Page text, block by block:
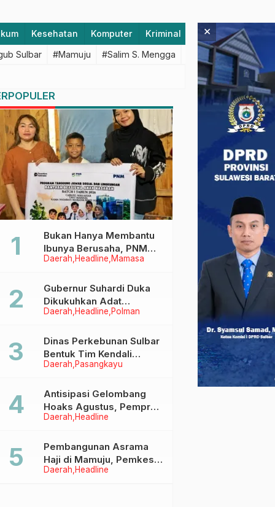
Kesehatan Komputer Kriminal Lifestyle
Sulbar #Mamuju #Salim S. Mengga #featured #Polda
Daerah Headline Mamasa
Bukan Hanya Membantu
Ibunya Berusaha, PNM
Juga Menjaga Mimpi
Menggapai Cita-Cita
Daerah Headline Polman
Gubernur Suhardi Duka
Dikukuhkan Adat
Balanipa, Raih Gelar Sulo
Daerah Pasangkayu
Dinas Perkebunan Sulbar
Bentuk Tim Kendali
Internal ICS untuk Dukung
di Pasangkayu
Daerah Headline
Antisipasi Gelombang
Hoaks Agustus, Pemprov
Sulbar Ajak Warga Jaga
Daerah Headline
Pembangunan Asrama
Haji di Mamuju, Pemkesra
dan Kementerian Haji
×